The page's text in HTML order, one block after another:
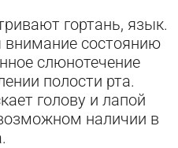
гортань, язык.
внимание состоянию
слюнотечение
полости рта.
голову и лапой
наличии в